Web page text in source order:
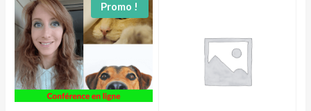
Promo !